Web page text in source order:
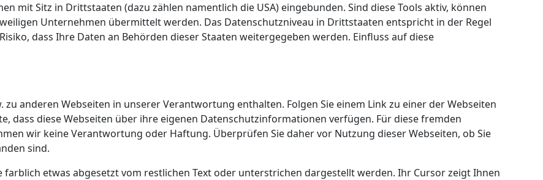
mit Sitz in Drittstaaten (dazu zählen namentlich die USA) eingebunden. Sind diese Tools aktiv, können
Unternehmen übermittelt werden. Das Datenschutzniveau in Drittstaaten entspricht in der Regel
dass Ihre Daten an Behörden dieser Staaten weitergegeben werden. Einfluss auf diese
zu anderen Webseiten in unserer Verantwortung enthalten. Folgen Sie einem Link zu einer der Webseiten
dass diese Webseiten über ihre eigenen Datenschutzinformationen verfügen. Für diese fremden
wir keine Verantwortung oder Haftung. Überprüfen Sie daher vor Nutzung dieser Webseiten, ob Sie
sind.
farblich etwas abgesetzt vom restlichen Text oder unterstrichen dargestellt werden. Ihr Cursor zeigt Ihnen